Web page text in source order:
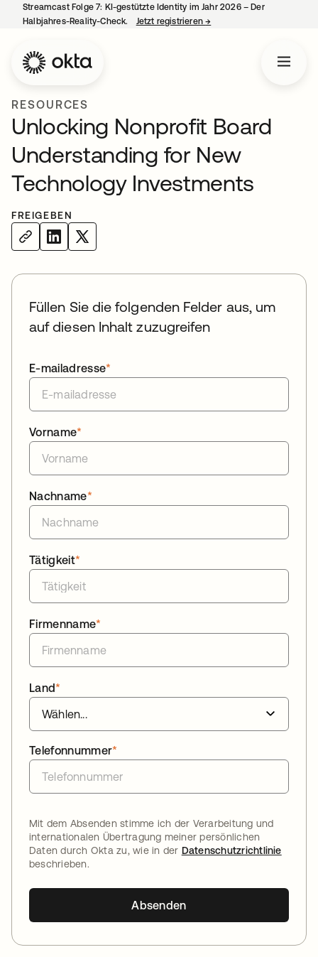
Streamcast Folge 7: KI-gestützte Identity im Jahr 2026 – Der
Halbjahres-Reality-Check.
Jetzt registrieren→
RESOURCES
Unlocking Nonprofit Board
Understanding for New
Technology Investments
FREIGEBEN
Füllen Sie die folgenden Felder aus, um
auf diesen Inhalt zuzugreifen
*
E-mailadresse
*
Vorname
*
Nachname
*
Tätigkeit
*
Firmenname
*
Land
*
Telefonnummer
Mit dem Absenden stimme ich der Verarbeitung und
internationalen Übertragung meiner persönlichen
Daten durch Okta zu, wie in der Datenschutzrichtlinie
beschrieben.
Absenden